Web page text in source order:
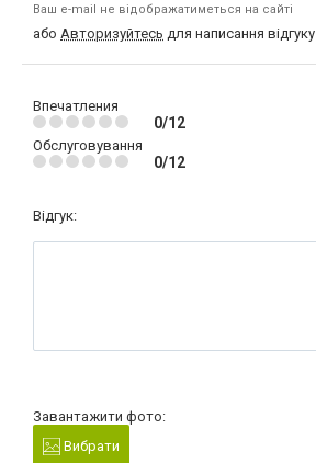
Ваш e-mail не відображатиметься на сайті
або Авторизуйтесь для написання відгуку
Впечатления
0/12
Обслуговування
0/12
Відгук:
Завантажити фото:
Вибрати